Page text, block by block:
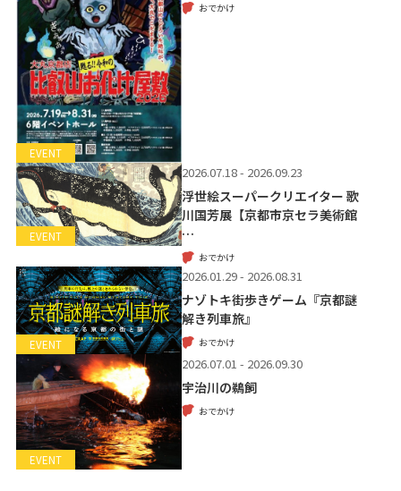
EVENT
おでかけ
EVENT
2026.07.18 - 2026.09.23
浮世絵スーパークリエイター 歌
川国芳展【京都市京セラ美術館
…
おでかけ
EVENT
2026.01.29 - 2026.08.31
ナゾトキ街歩きゲーム『京都謎
解き列車旅』
おでかけ
EVENT
2026.07.01 - 2026.09.30
宇治川の鵜飼
おでかけ